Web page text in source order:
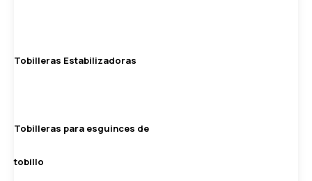
Tobilleras Estabilizadoras
Tobilleras para esguinces de
tobillo